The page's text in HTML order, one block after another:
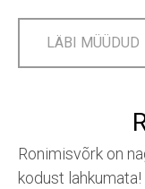
LÄBI MÜÜDUD
Ronimisvõrk on
kodust lahkumata!